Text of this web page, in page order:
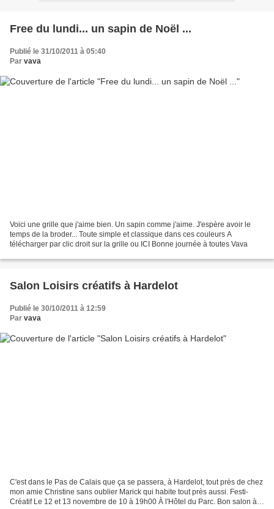
Free du lundi... un sapin de Noël ...
Publié le 31/10/2011 à 05:40
Par vava
Voici une grille que j'aime bien. Un sapin comme j'aime. J'espère avoir le
temps de la broder... Toute simple et classique dans ces couleurs A
télécharger par clic droit sur la grille ou ICI Bonne journée à toutes Vava
Salon Loisirs créatifs à Hardelot
Publié le 30/10/2011 à 12:59
Par vava
C'est dans le Pas de Calais que ça se passera, à Hardelot, tout près de chez
mon amie Christine sans oublier Marick qui habite tout près aussi. Festi-
Créatif Le 12 et 13 novembre de 10 à 19h00 À l'Hôtel du Parc. Bon salon à